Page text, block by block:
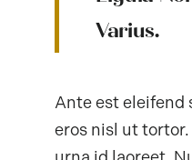
Varius.
Ante est eleifend
eros nisl ut